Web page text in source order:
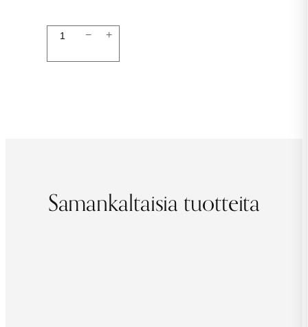
Villaneule
− +
Samankaltaisia tuotteita